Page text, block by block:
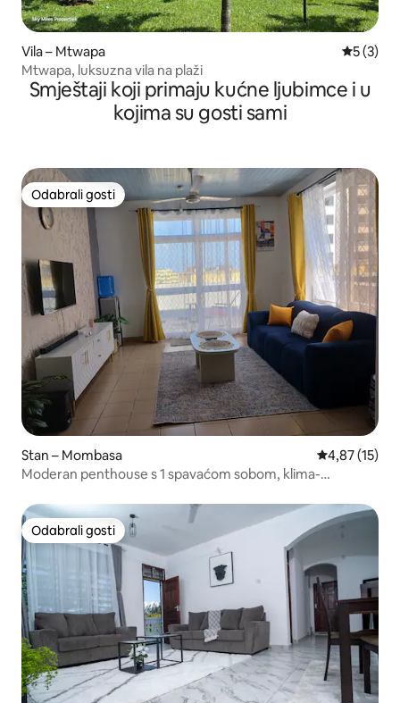
Vila – Mtwapa
5 (3)
Mtwapa, luksuzna vila na plaži
Smještaji koji primaju kućne ljubimce i u
kojima su gosti sami
Odabrali gosti
Odabrali gosti
Stan – Mombasa Prosječna
4,87 (15)
Moderan penthouse s 1 spavaćom sobom, klima-
Odabrali gosti
Odabrali gosti